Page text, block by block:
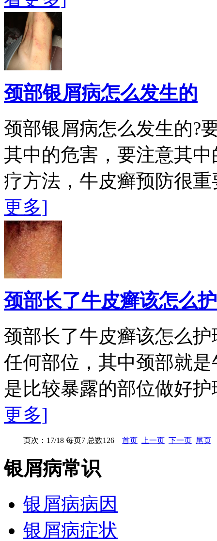
颈部银屑病怎么发生的
颈部银屑病怎么发生的?
其中的危害，要注意其
疗方法，牛皮癣预防很
更多]
颈部长了牛皮癣该怎么
颈部长了牛皮癣该怎么
任何部位，其中颈部就
是比较暴露的部位做好
更多]
页次：17/18 每页7 总数126 首页 上一页 下一页 尾页
银屑病常识
银屑病病因
银屑病症状